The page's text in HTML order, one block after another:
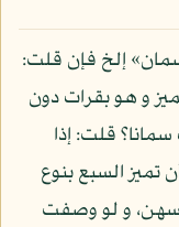
إلخ فإن قلت:
و هو بقرات دون
قلت: إذا
السبع بنوع
و لو وصفت